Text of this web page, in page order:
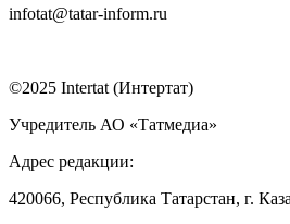
infotat@tatar-inform.ru
©2025 Intertat (Интертат)
Учредитель АО «Татмедиа»
Адрес редакции:
420066, Республика Татарстан, г.